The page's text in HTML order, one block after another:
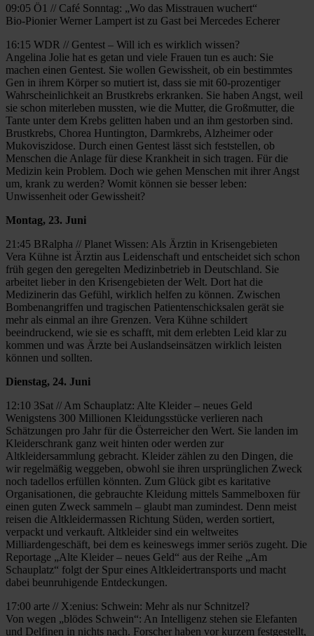
09:05 Ö1 // Café Sonntag: „Wo das Misstrauen wuchert“
Bio-Pionier Werner Lampert ist zu Gast bei Mercedes Echerer
16:15 WDR // Gentest – Will ich es wirklich wissen?
Angelina Jolie hat es getan und viele Frauen tun es auch: Sie
machen einen Gentest. Sie wollen Gewissheit, ob ein bestimmtes
Gen in ihrem Körper so mutiert ist, dass sie mit 60-prozentiger
Wahrscheinlichkeit an Brustkrebs erkranken. Sie haben Angst, weil
sie schon miterleben mussten, wie die Mutter, die Großmutter, die
Tante unter dem Krebs gelitten haben und an ihm gestorben sind.
Brustkrebs, Chorea Huntington, Darmkrebs, Alzheimer oder
Mukoviszidose. Durch einen Gentest lässt sich feststellen, ob
Menschen die Anlage für diese Krankheit in sich tragen. Für die
Medizin kein Problem. Doch wie gehen Menschen mit ihrer Angst
um, krank zu werden? Womit können sie besser leben:
Unwissenheit oder Gewissheit?
Montag, 23. Juni
21:45 BRalpha // Planet Wissen: Als Ärztin in Krisengebieten
Vera Kühne ist Ärztin aus Leidenschaft und entscheidet sich schon
früh gegen den geregelten Medizinbetrieb in Deutschland. Sie
arbeitet lieber in den Krisengebieten der Welt. Dort hat die
Medizinerin das Gefühl, wirklich helfen zu können. Zwischen
Bombenangriffen und tragischen Patientenschicksalen gerät sie
mehr als einmal an ihre Grenzen. Vera Kühne schildert
beeindruckend, wie sie es schafft, mit dem erlebten Leid klar zu
kommen und was Ärzte bei Auslandseinsätzen wirklich leisten
können und sollten.
Dienstag, 24. Juni
12:10 3Sat // Am Schauplatz: Alte Kleider – neues Geld
Wenigstens 300 Millionen Kleidungsstücke verlieren nach
Schätzungen pro Jahr für die Österreicher den Wert. Sie landen im
Kleiderschrank ganz weit hinten oder werden zur
Altkleidersammlung gebracht. Kleider zählen zu den Dingen, die
wir regelmäßig weggeben, obwohl sie ihren ursprünglichen Zweck
noch tadellos erfüllen könnten. Zum Glück gibt es karitative
Organisationen, die gebrauchte Kleidung mittels Sammelboxen für
einen guten Zweck sammeln – glaubt man zumindest. Denn meist
reisen die Altkleidermassen Richtung Süden, werden sortiert,
verpackt und verkauft. Altkleider sind ein weltweites
Milliardengeschäft, bei dem es keineswegs immer seriös zugeht. Die
Reportage „Alte Kleider – neues Geld“ aus der Reihe „Am
Schauplatz“ folgt der Spur eines Altkleidertransports und macht
dabei beunruhigende Entdeckungen.
17:00 arte // X:enius: Schwein: Mehr als nur Schnitzel?
Von wegen „blödes Schwein“: An Intelligenz stehen sie Elefanten
und Delfinen in nichts nach. Forscher haben vor kurzem festgestellt,